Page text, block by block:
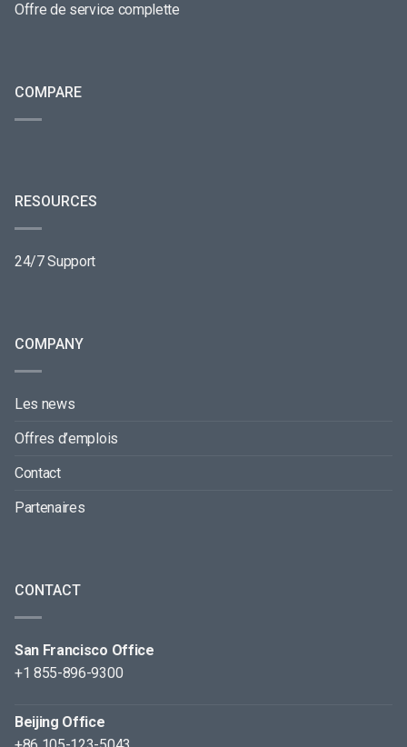
Offre de service complette
COMPARE
RESOURCES
24/7 Support
COMPANY
Les news
Offres d’emplois
Contact
Partenaires
CONTACT
San Francisco Office
+1 855-896-9300
Beijing Office